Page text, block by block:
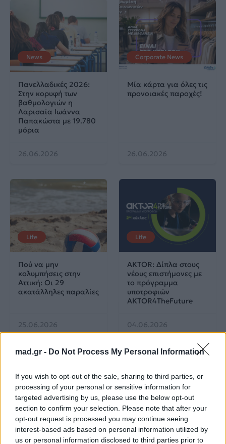
mad.gr - Do Not Process My Personal Information
If you wish to opt-out of the sale, sharing to third parties, or
processing of your personal or sensitive information for
targeted advertising by us, please use the below opt-out
section to confirm your selection. Please note that after your
opt-out request is processed you may continue seeing
interest-based ads based on personal information utilized by
us or personal information disclosed to third parties prior to
News
Πανελλαδικές 2026:
Στην κορυφή των
βαθμολογιών η
Λαρισαία Ιωάννα
Παπακώστα με 19.780
μόρια
26.06.2026
Corporate News
Μία κάρτα για όλες τις
προνοιακές παροχές!
26.06.2026
Life
Πού να μην
κολυμπήσεις στην
Αττική: Οι 29
ακατάλληλες παραλίες
25.06.2026
Life
AKTOR: Δίπλα στους
νέους επιστήμονες με
το πρόγραμμα
υποτροφιών
AKTOR4TheFuture
04.06.2026
EUROVISION Go out